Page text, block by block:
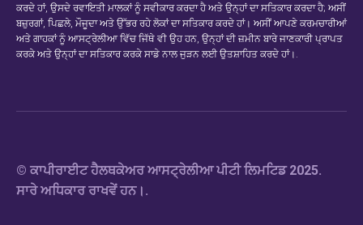
ਕਰਦੇ ਹਾਂ, ਉਸਦੇ ਰਵਾਇਤੀ ਮਾਲਕਾਂ ਨੂੰ ਸਵੀਕਾਰ ਕਰਦਾ ਹੈ ਅਤੇ ਉਨ੍ਹਾਂ ਦਾ ਸਤਿਕਾਰ ਕਰਦਾ ਹੈ; ਅਸੀਂ
ਬਜ਼ੁਰਗਾਂ, ਪਿਛਲੇ, ਮੌਜੂਦਾ ਅਤੇ ਉੱਭਰ ਰਹੇ ਲੋਕਾਂ ਦਾ ਸਤਿਕਾਰ ਕਰਦੇ ਹਾਂ। ਅਸੀਂ ਆਪਣੇ ਕਰਮਚਾਰੀਆਂ
ਅਤੇ ਗਾਹਕਾਂ ਨੂੰ ਆਸਟ੍ਰੇਲੀਆ ਵਿੱਚ ਜਿੱਥੇ ਵੀ ਉਹ ਹਨ, ਉਨ੍ਹਾਂ ਦੀ ਜ਼ਮੀਨ ਬਾਰੇ ਜਾਣਕਾਰੀ ਪ੍ਰਾਪਤ
ਕਰਕੇ ਅਤੇ ਉਨ੍ਹਾਂ ਦਾ ਸਤਿਕਾਰ ਕਰਕੇ ਸਾਡੇ ਨਾਲ ਜੁੜਨ ਲਈ ਉਤਸ਼ਾਹਿਤ ਕਰਦੇ ਹਾਂ।.
© ਕਾਪੀਰਾਈਟ ਹੈਲਥਕੇਅਰ ਆਸਟ੍ਰੇਲੀਆ ਪੀਟੀ ਲਿਮਟਿਡ 2025.
ਸਾਰੇ ਅਧਿਕਾਰ ਰਾਖਵੇਂ ਹਨ।.